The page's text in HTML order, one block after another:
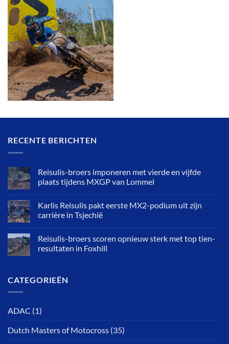
RECENTE BERICHTEN
Reisulis-broers imponeren met vierde en vijfde
plaats tijdens MXGP van Lommel
Karlis Reisulis pakt eerste MX2-podium uit zijn
carrière in Tsjechië
Reisulis-broers scoren opnieuw sterk met top tien-
resultaten in Foxhill
CATEGORIEËN
ADAC (1)
Dutch Masters of Motocross (35)